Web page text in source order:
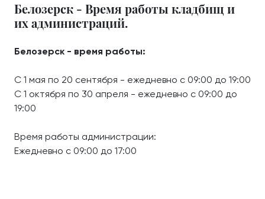
Белозерск - Время работы кладбищ и
их администраций.
Белозерск - время работы:
С 1 мая по 20 сентября - ежедневно с 09:00 до 19:00
С 1 октября по 30 апреля - ежедневно с 09:00 до
19:00
Время работы администрации:
Ежедневно с 09:00 до 17:00